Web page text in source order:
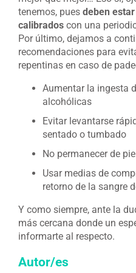
tenemos, pues deben
calibrados con una
Por último, dejamos a
recomendaciones para
repentinas en caso de
Aumentar la ingesta
alcohólicas
Evitar levantarse
sentado o tumbado
No permanecer de
Usar medias de
retorno de la sangre
Y como siempre, ante la
más cercana donde un
informarte al respecto.
Autor/es